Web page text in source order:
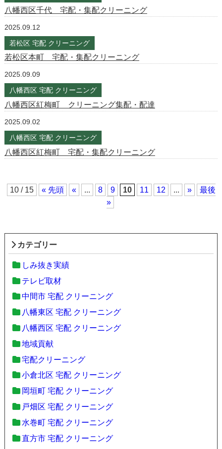
八幡西区千代 宅配・集配クリーニング
2025.09.12
若松区 宅配 クリーニング
若松区本町 宅配・集配クリーニング
2025.09.09
八幡西区 宅配 クリーニング
八幡西区紅梅町 クリーニング集配・配達
2025.09.02
八幡西区 宅配 クリーニング
八幡西区紅梅町 宅配・集配クリーニング
10 / 15 « 先頭 « ... 8 9 10 11 12 ... »
最後
»
カテゴリー
しみ抜き実績
テレビ取材
中間市 宅配 クリーニング
八幡東区 宅配 クリーニング
八幡西区 宅配 クリーニング
地域貢献
宅配クリーニング
小倉北区 宅配 クリーニング
岡垣町 宅配 クリーニング
戸畑区 宅配 クリーニング
水巻町 宅配 クリーニング
直方市 宅配 クリーニング